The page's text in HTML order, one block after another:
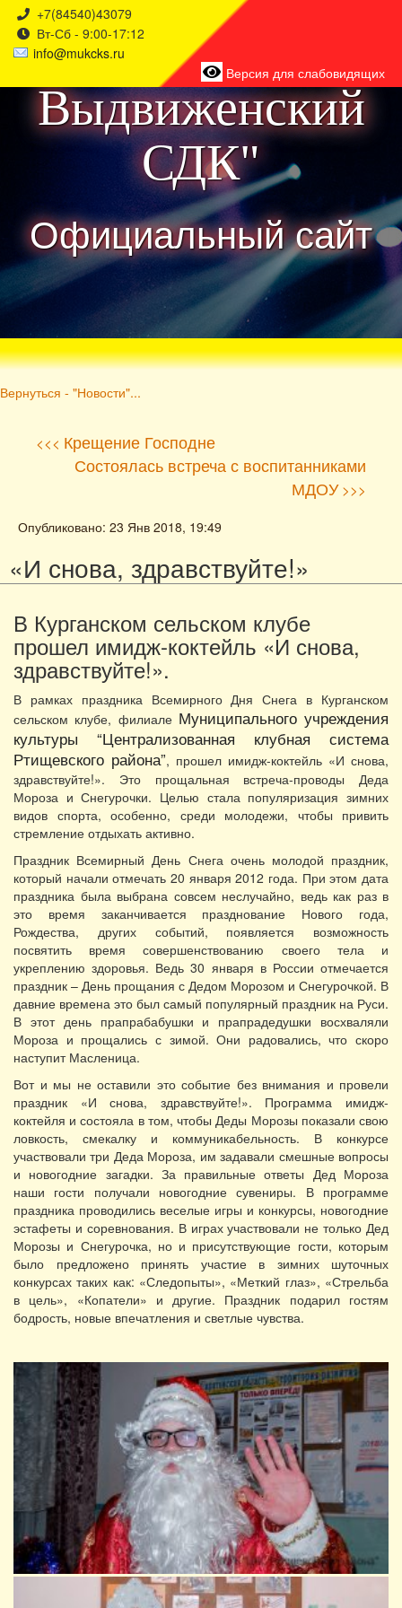
+7(84540)43079
Вт-Сб - 9:00-17:12
info@mukcks.ru
Версия для слабовидящих
района
Выдвиженский
СДК"
Официальный сайт
Вернуться - "Новости"...
<<< Крещение Господне
Состоялась встреча с воспитанниками
МДОУ>>>
Опубликовано: 23 Янв 2018, 19:49
«И снова, здравствуйте!»
В Курганском сельском клубе
прошел имидж-коктейль «И снова,
здравствуйте!».
В рамках праздника Всемирного Дня Снега в Курганском
сельском клубе, филиале Муниципального учреждения
культуры “Централизованная клубная система
Ртищевского района”, прошел имидж-коктейль «И снова,
здравствуйте!». Это прощальная встреча-проводы Деда
Мороза и Снегурочки. Целью стала популяризация зимних
видов спорта, особенно, среди молодежи, чтобы привить
стремление отдыхать активно.
Праздник Всемирный День Снега очень молодой праздник,
который начали отмечать 20 января 2012 года. При этом дата
праздника была выбрана совсем неслучайно, ведь как раз в
это время заканчивается празднование Нового года,
Рождества, других событий, появляется возможность
посвятить время совершенствованию своего тела и
укреплению здоровья. Ведь 30 января в России отмечается
праздник – День прощания с Дедом Морозом и Снегурочкой. В
давние времена это был самый популярный праздник на Руси.
В этот день прапрабабушки и прапрадедушки восхваляли
Мороза и прощались с зимой. Они радовались, что скоро
наступит Масленица.
Вот и мы не оставили это событие без внимания и провели
праздник «И снова, здравствуйте!». Программа имидж-
коктейля и состояла в том, чтобы Деды Морозы показали свою
ловкость, смекалку и коммуникабельность. В конкурсе
участвовали три Деда Мороза, им задавали смешные вопросы
и новогодние загадки. За правильные ответы Дед Мороза
наши гости получали новогодние сувениры. В программе
праздника проводились веселые игры и конкурсы, новогодние
эстафеты и соревнования. В играх участвовали не только Дед
Морозы и Снегурочка, но и присутствующие гости, которым
было предложено принять участие в зимних шуточных
конкурсах таких как: «Следопыты», «Меткий глаз», «Стрельба
в цель», «Копатели» и другие. Праздник подарил гостям
бодрость, новые впечатления и светлые чувства.